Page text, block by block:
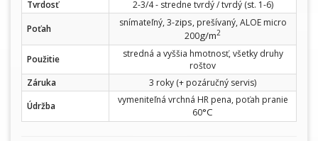
Tvrdosť
2-3/4 - stredne tvrdý / tvrdý (st. 1-6)
Poťah
snímateľný, 3-zips, prešívaný, ALOE micro
200g/m2
Použitie
stredná a vyššia hmotnosť, všetky druhy
roštov
Záruka
3 roky (+ pozáručný servis)
Údržba
vymeniteľná vrchná HR pena, poťah pranie
60°C